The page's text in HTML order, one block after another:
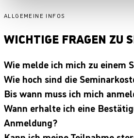
ALLGEMEINE INFOS
WICHTIGE FRAGEN ZU
Wie melde ich mich zu einem
Wie hoch sind die
Bis wann muss ich mich
Wann erhalte ich eine
Anmeldung?